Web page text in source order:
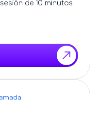
de 10 minutos